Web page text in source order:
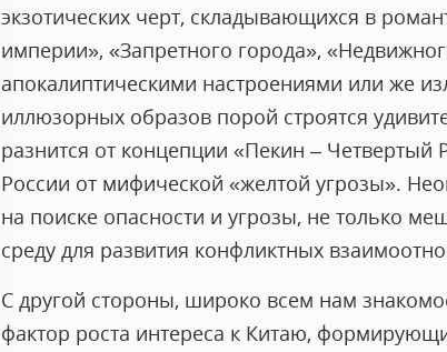
экзотических черт, складывающихся в
империи», «Запретного города»,
апокалиптическими настроениями или же
иллюзорных образов порой строятся
разнится от концепции «Пекин –
России от мифической «желтой угрозы».
на поиске опасности и угрозы, не только
среду для развития конфликтных
С другой стороны, широко всем нам
фактор роста интереса к Китаю,